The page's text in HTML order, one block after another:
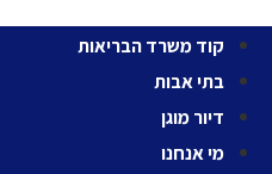
קוד משרד הבריאות
בתי אבות
דיור מוגן
מי אנחנו